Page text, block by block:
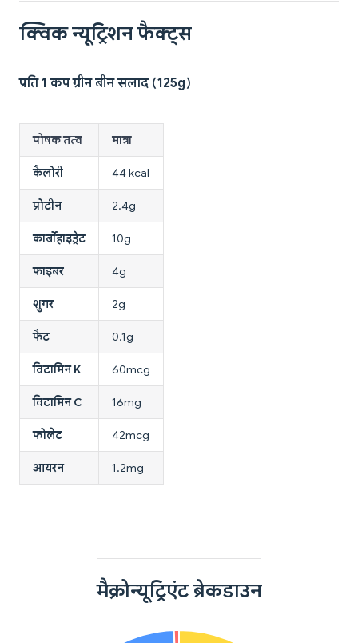
क्विक न्यूट्रिशन फैक्ट्स
प्रति 1 कप ग्रीन बीन सलाद (125g)
पोषक तत्व मात्रा
कैलोरी 44 kcal
प्रोटीन 2.4g
कार्बोहाइड्रेट 10g
फाइबर 4g
शुगर 2g
फैट 0.1g
विटामिन K 60mcg
विटामिन C 16mg
फोलेट 42mcg
आयरन 1.2mg
मैक्रोन्यूट्रिएंट ब्रेकडाउन